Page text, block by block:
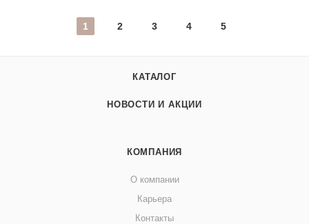
1 2 3 4 5
КАТАЛОГ
НОВОСТИ И АКЦИИ
КОМПАНИЯ
О компании
Карьера
Контакты